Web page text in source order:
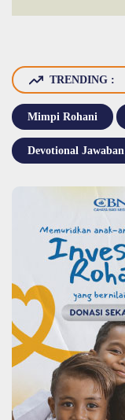
TRENDING :
Mimpi Rohani
Devotional Jawaban